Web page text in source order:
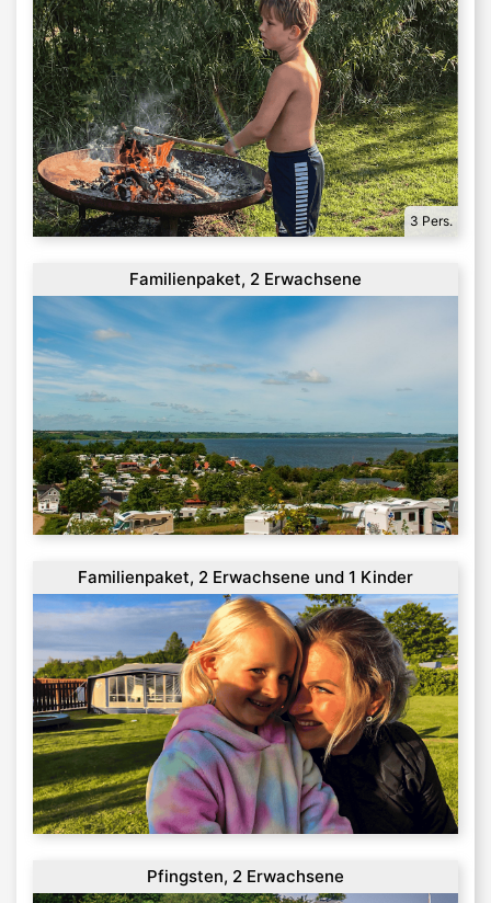
3 Pers.
Familienpaket, 2 Erwachsene
Familienpaket, 2 Erwachsene und 1 Kinder
Pfingsten, 2 Erwachsene